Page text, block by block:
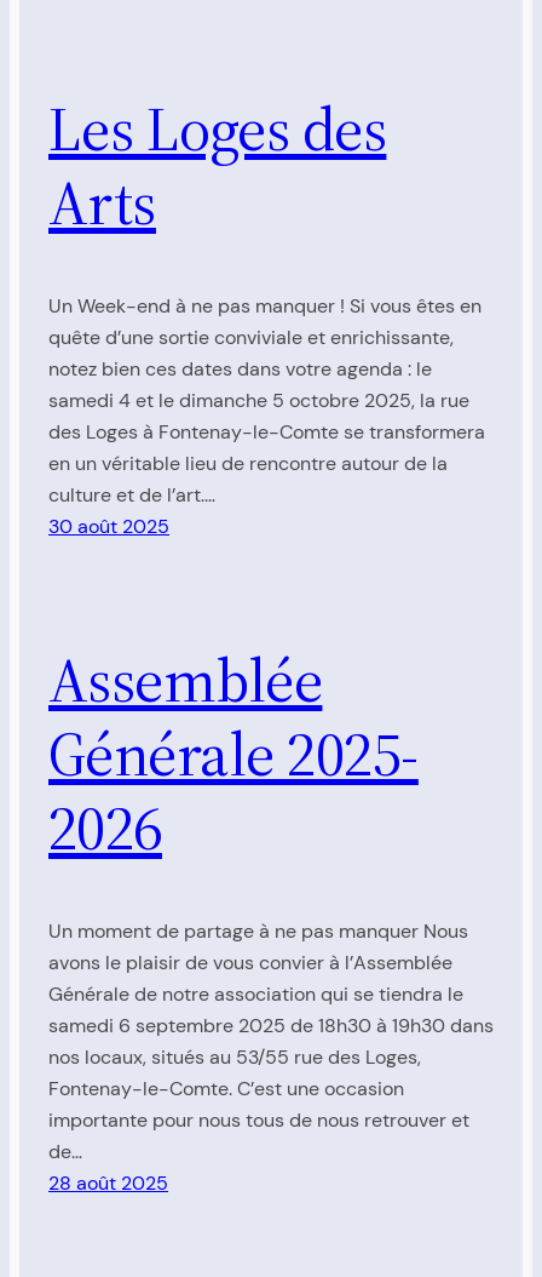
Les Loges des
Arts
Un Week-end à ne pas manquer ! Si vous êtes en
quête d’une sortie conviviale et enrichissante,
notez bien ces dates dans votre agenda : le
samedi 4 et le dimanche 5 octobre 2025, la rue
des Loges à Fontenay-le-Comte se transformera
en un véritable lieu de rencontre autour de la
culture et de l’art.…
30 août 2025
Assemblée
Générale 2025-
2026
Un moment de partage à ne pas manquer Nous
avons le plaisir de vous convier à l’Assemblée
Générale de notre association qui se tiendra le
samedi 6 septembre 2025 de 18h30 à 19h30 dans
nos locaux, situés au 53/55 rue des Loges,
Fontenay-le-Comte. C’est une occasion
importante pour nous tous de nous retrouver et
de…
28 août 2025